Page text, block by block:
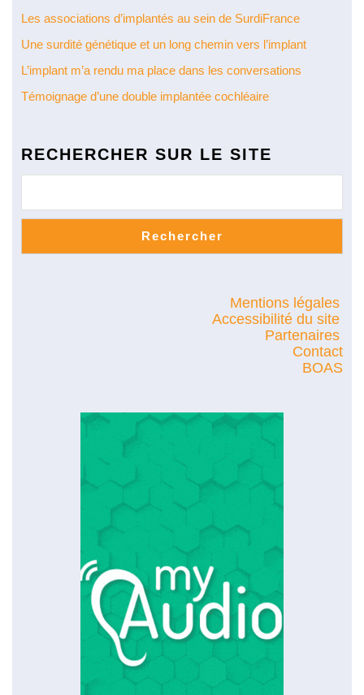
Les associations d’implantés au sein de SurdiFrance
Une surdité génétique et un long chemin vers l’implant
L’implant m’a rendu ma place dans les conversations
Témoignage d’une double implantée cochléaire
RECHERCHER SUR LE SITE
Rechercher
Mentions légales
Accessibilité du site
Partenaires
Contact
BOAS